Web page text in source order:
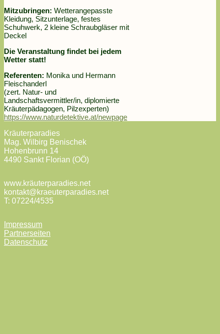
Mitzubringen: Wetterangepasste
Kleidung, Sitzunterlage, festes
Schuhwerk, 2 kleine Schraubgläser mit
Deckel
Die Veranstaltung findet bei jedem
Wetter statt!
Referenten: Monika und Hermann
Fleischanderl
(zert. Natur- und
Landschaftsvermittler/in, diplomierte
Kräuterpädagogen, Pilzexperten)
https://www.naturdetektive.at/newpage
Kräuterparadies
Mag. Wilbirg Benischek
Hohenbrunn 14
4490 Sankt Florian (OÖ)
www.kräuterparadies.net
kontakt@kraeuterparadies.net
T: 07224/4535
Impressum
Partnerseiten
Datenschutz